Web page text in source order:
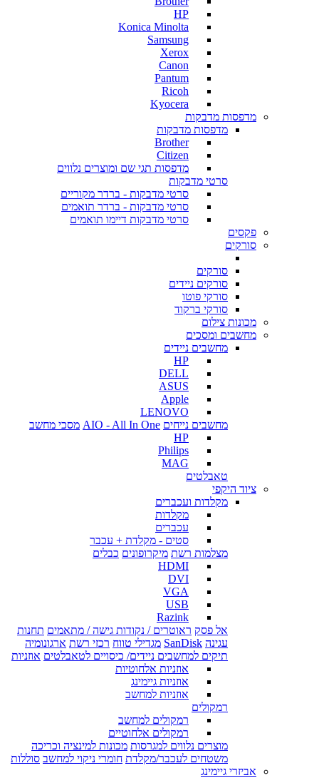
HP
Konica Minolta
Samsung
Xerox
Canon
Pantum
Ricoh
Kyocera
מדפסות מדבקות
מדפסות מדבקות
Brother
Citizen
מדפסות תגי שם ומוצרים נלווים
סרטי מדבקות
סרטי מדבקות - ברדר מקוריים
סרטי מדבקות - ברדר תואמים
סרטי מדבקות דיימו תואמים
פקסים
סורקים
סורקים
סורקים ניידים
סורקי פוטו
סורקי ברקוד
מכונות צילום
מחשבים ומסכים
מחשבים ניידים
HP
DELL
ASUS
Apple
LENOVO
מחשבים נייחים AIO - All In One מסכי מחשב
HP
Philips
MAG
טאבלטים
ציוד היקפי
מקלדות ועכברים
מקלדות
עכברים
סטים - מקלדת + עכבר
מצלמות רשת מיקרופונים כבלים
HDMI
DVI
VGA
USB
Razink
אל פסק ראוטרים / נקודות גישה / מתאמים תחנות
עגינה SanDisk מגדילי טווח רכזי רשת ארגונומיה
תיקים למחשבים ניידים/ כיסויים לטאבלטים אוזניות
אוזניות אלחוטיות
אוזניות גיימינג
אוזניות למחשב
רמקולים
רמקולים למחשב
רמקולים אלחוטיים
מוצרים נלווים למגרסות מכונות למינציה וכריכה
משטחים לעכבר/מקלדת חומרי ניקוי למחשב סוללות
אביזרי גיימינג